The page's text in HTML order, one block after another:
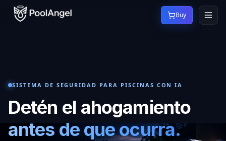
Buy
SISTEMA DE SEGURIDAD PARA PISCINAS CON IA
Detén el ahogamiento
antes de que ocurra.